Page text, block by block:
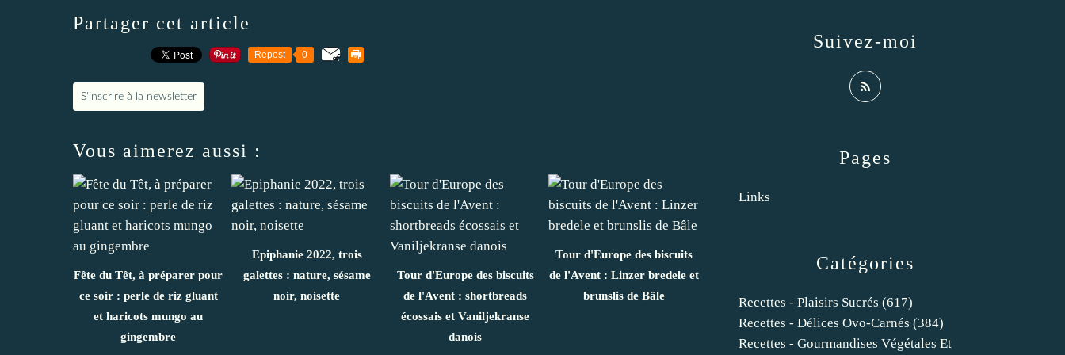
Partager cet article
Repost 0
S'inscrire à la newsletter
Vous aimerez aussi :
Fête du Têt, à préparer pour
ce soir : perle de riz gluant
et haricots mungo au
gingembre
Epiphanie 2022, trois
galettes : nature, sésame
noir, noisette
Tour d'Europe des biscuits
de l'Avent : shortbreads
écossais et Vaniljekranse
danois
Tour d'Europe des biscuits
de l'Avent : Linzer bredele et
brunslis de Bâle
Catégories
Recettes - Plaisirs Sucrés (617)
Recettes - Délices Ovo-Carnés (384)
Recettes - Gourmandises Végétales Et
Pages
Links
Suivez-moi